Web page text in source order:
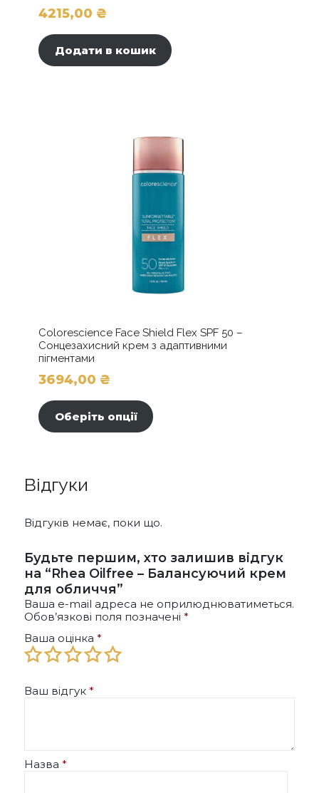
4215,00 ₴
Додати в кошик
Colorescience Face Shield Flex SPF 50 –
Сонцезахисний крем з адаптивними
пігментами
3694,00 ₴
Оберіть опції
на
товару
Відгуки
Відгуків немає, поки що.
Будьте першим, хто залишив відгук
на “Rhea Oilfree – Балансуючий крем
для обличчя”
Ваша e-mail адреса не оприлюднюватиметься.
Обов’язкові поля позначені *
Ваша оцінка *
Ваш відгук *
Назва *